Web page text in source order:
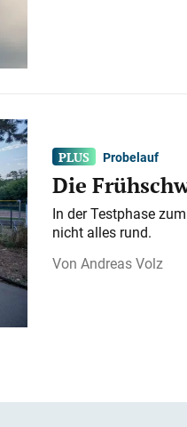
Probelauf
Die
In der Testphase
nicht alles rund.
Andreas Volz